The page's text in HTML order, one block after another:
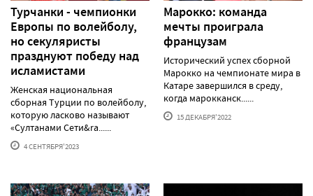
Турчанки - чемпионки
Европы по волейболу,
но секуляристы
празднуют победу над
исламистами
Женская национальная
сборная Турции по волейболу,
которую ласково называют
«Султанами Сети&ra......
4 СЕНТЯБРЯ'2023
Марокко: команда
мечты проиграла
французам
Исторический успех сборной
Марокко на чемпионате мира в
Катаре завершился в среду,
когда марокканск......
15 ДЕКАБРЯ'2022